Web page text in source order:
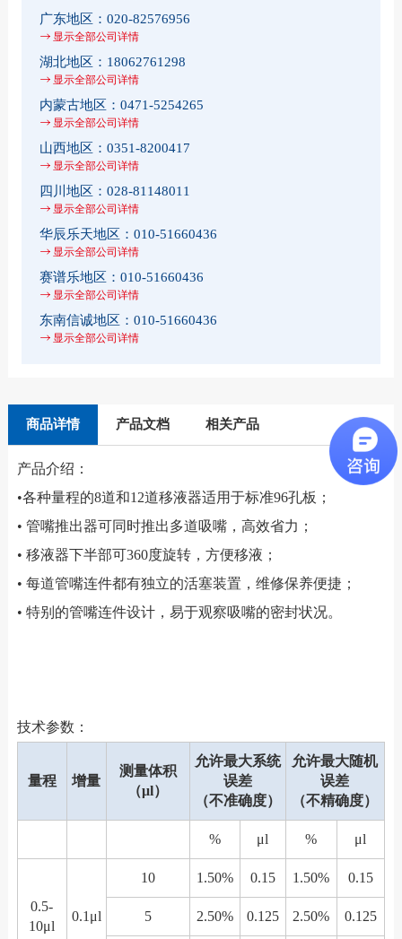
广东地区： 020-82576956
显示全部公司详情
湖北地区： 18062761298
显示全部公司详情
内蒙古地区： 0471-5254265
显示全部公司详情
山西地区： 0351-8200417
显示全部公司详情
四川地区： 028-81148011
显示全部公司详情
华辰乐天地区： 010-51660436
显示全部公司详情
赛谱乐地区： 010-51660436
显示全部公司详情
东南信诚地区： 010-51660436
显示全部公司详情
商品详情 产品文档 相关产品
产品介绍：
•各种量程的8道和12道移液器适用于标准96孔板；
• 管嘴推出器可同时推出多道吸嘴，高效省力；
• 移液器下半部可360度旋转，方便移液；
• 每道管嘴连件都有独立的活塞装置，维修保养便捷；
• 特别的管嘴连件设计，易于观察吸嘴的密封状况。
技术参数：
量程 增量
测量体积
（μl）
允许最大系统
误差
（不准确度）
允许最大随机
误差
（不精确度）
% μl % μl
0.5-
10μl
0.1μl
10 1.50% 0.15 1.50% 0.15
5 2.50% 0.125 2.50% 0.125